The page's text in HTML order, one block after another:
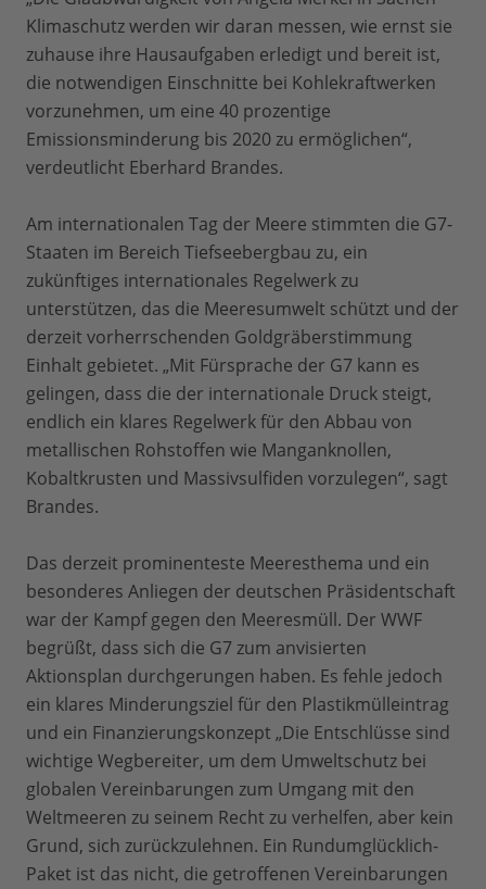
Klimaschutz werden wir daran messen, wie ernst sie
zuhause ihre Hausaufgaben erledigt und bereit ist,
die notwendigen Einschnitte bei Kohlekraftwerken
vorzunehmen, um eine 40 prozentige
Emissionsminderung bis 2020 zu ermöglichen“,
verdeutlicht Eberhard Brandes.
Am internationalen Tag der Meere stimmten die G7-
Staaten im Bereich Tiefseebergbau zu, ein
zukünftiges internationales Regelwerk zu
unterstützen, das die Meeresumwelt schützt und der
derzeit vorherrschenden Goldgräberstimmung
Einhalt gebietet. „Mit Fürsprache der G7 kann es
gelingen, dass die der internationale Druck steigt,
endlich ein klares Regelwerk für den Abbau von
metallischen Rohstoffen wie Manganknollen,
Kobaltkrusten und Massivsulfiden vorzulegen“, sagt
Brandes.
Das derzeit prominenteste Meeresthema und ein
besonderes Anliegen der deutschen Präsidentschaft
war der Kampf gegen den Meeresmüll. Der WWF
begrüßt, dass sich die G7 zum anvisierten
Aktionsplan durchgerungen haben. Es fehle jedoch
ein klares Minderungsziel für den Plastikmülleintrag
und ein Finanzierungskonzept „Die Entschlüsse sind
wichtige Wegbereiter, um dem Umweltschutz bei
globalen Vereinbarungen zum Umgang mit den
Weltmeeren zu seinem Recht zu verhelfen, aber kein
Grund, sich zurückzulehnen. Ein Rundumglücklich-
Paket ist das nicht, die getroffenen Vereinbarungen